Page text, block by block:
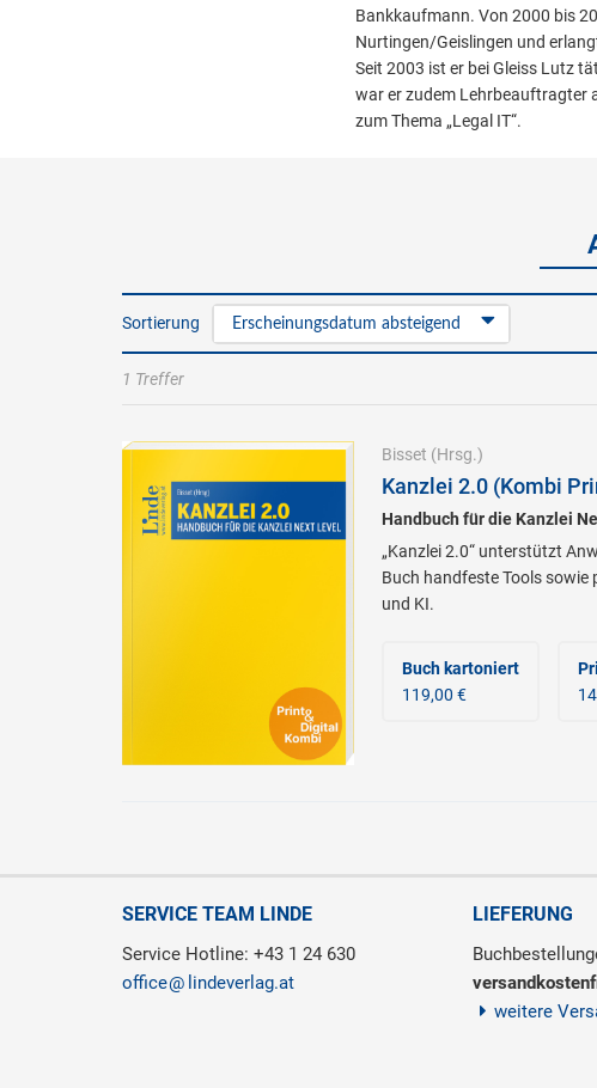
Bankkaufmann. Von 2000 bis
Nurtingen/Geislingen und
Seit 2003 ist er bei Gleiss Lutz
war er zudem Lehrbeauftragter
zum Thema „Legal IT“.
Sortierung Erscheinungsdatum absteigend
1 Treffer
Bisset (Hrsg.)
Kanzlei 2.0 (Kombi
Handbuch für die Kanzlei
„Kanzlei 2.0“ unterstützt
Buch handfeste Tools sowie
und KI.
Buch kartoniert
119,00 €
SERVICE TEAM LINDE
Service Hotline: +43 1 24 630
office
lindeverlag.at
LIEFERUNG
weitere